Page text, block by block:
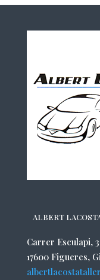
ALBERT
Carrer Esculapi,
17600 Figueres,